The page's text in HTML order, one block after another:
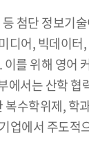
첨단 정보기
어, 빅데이
를 위해 영
서는 산학
수학위제, 학
에서 주도